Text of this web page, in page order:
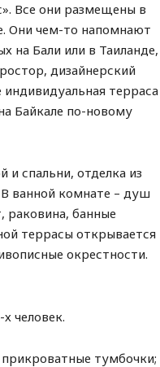
Все они размещены в
Они чем-то напомнают
на Бали или в Таиланде,
дизайнерский
терраса
Байкале по-новому
и спальни, отделка из
ванной комнате – душ
раковина, банные
террасы открывается
окрестности.
человек.
тумбочки;